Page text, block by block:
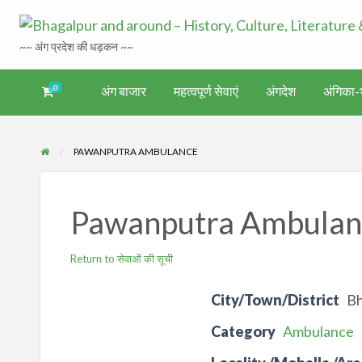
अंगिका-
साहित्य
अंग-
~~ अंग प्रदेश की धड़कन ~~
0 अंग बाजार महत्वपूर्ण सेवाएं अंगदेश अंगिका-
PAWANPUTRA AMBULANCE
Pawanputra
Return to सेवाओं की सूची
City/Town/District
Category Ambulance